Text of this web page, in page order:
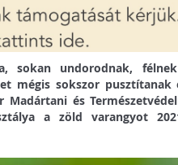
sokan undorodnak,
mégis sokszor
és
a zöld varangyot